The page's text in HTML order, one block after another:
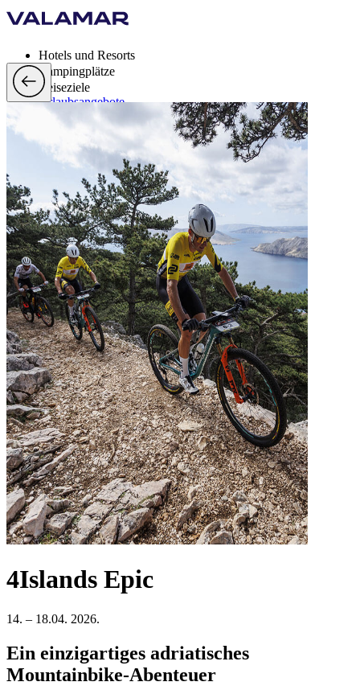
Hotels und Resorts
Campingplätze
Reiseziele
Urlaubsangebote
Valamar Rewards
Brands
Mehr
de, EUR
4Islands Epic
14. – 18.04. 2026.
Ein einzigartiges adriatisches
Mountainbike-Abenteuer